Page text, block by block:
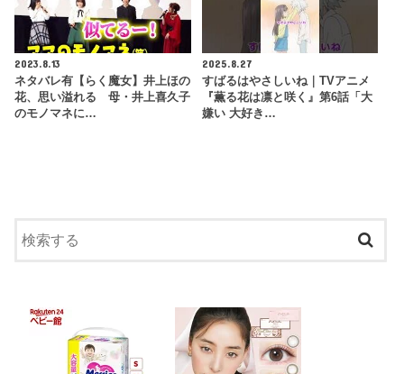
2023.8.13
ネタバレ有【らく魔女】井上ほの
花、思い溢れる 母・井上喜久子
のモノマネに…
2025.8.27
すばるはやさしいね｜TVアニメ
『薫る花は凛と咲く』第6話「大
嫌い 大好き…